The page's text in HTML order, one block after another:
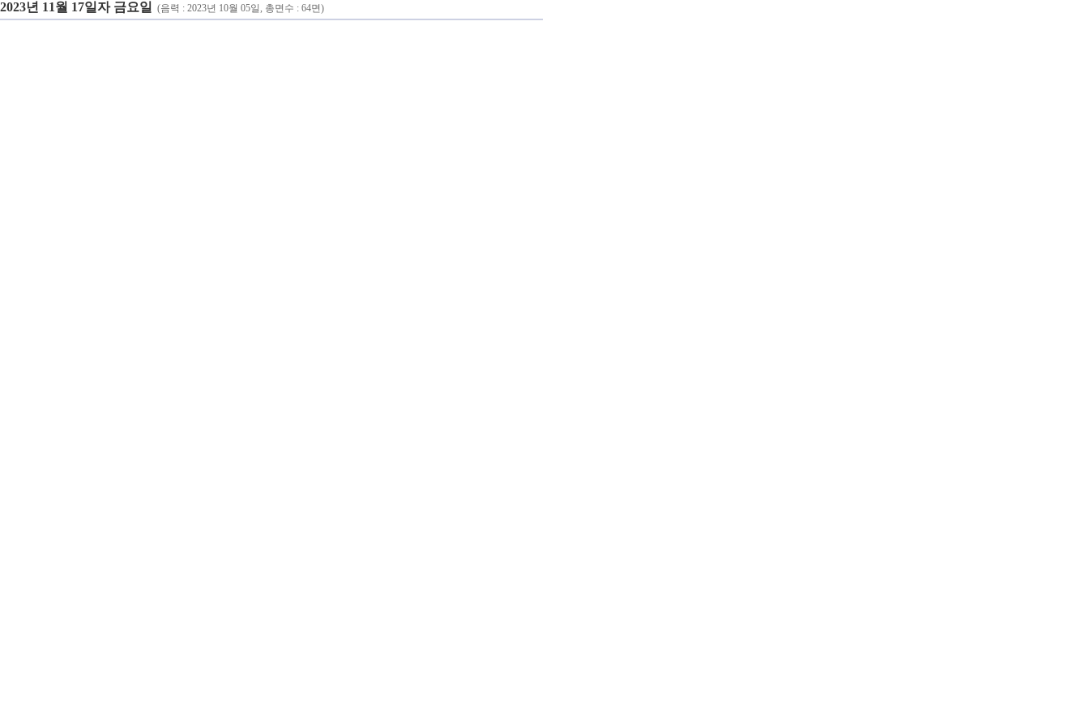
2023년 11월 17일자 금요일 (음력 : 2023년 10월 05일, 총면수 : 64면)